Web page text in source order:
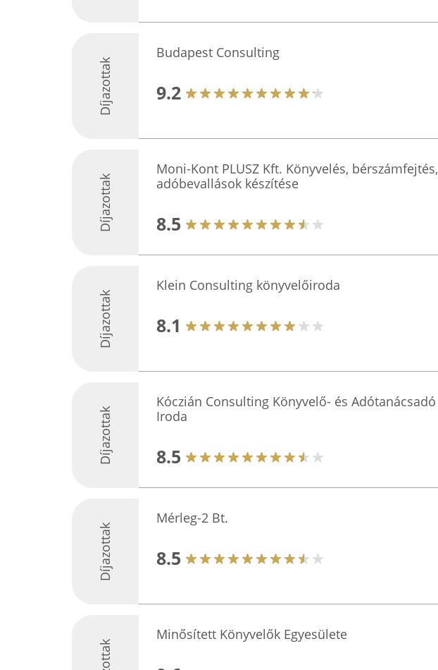
Díjazottak
Budapest Consulting
9.2
Díjazottak
Moni-Kont PLUSZ Kft. Könyvelés, bérszámfejtés,
adóbevallások készítése
8.5
Díjazottak
Klein Consulting könyvelőiroda
8.1
Díjazottak
Kóczián Consulting Könyvelő- és Adótanácsadó
Iroda
8.5
Díjazottak
Mérleg-2 Bt.
8.5
Minősített Könyvelők Egyesülete